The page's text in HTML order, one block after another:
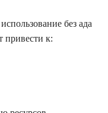
без ада
привести к: